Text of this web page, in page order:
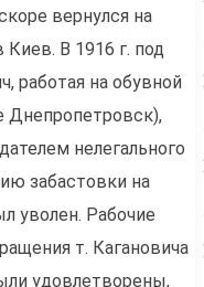
вернулся на
Киев. В 1916 г. под
работая на обувной
Днепропетровск),
нелегального
забастовки на
уволен. Рабочие
т. Кагановича
удовлетворены,